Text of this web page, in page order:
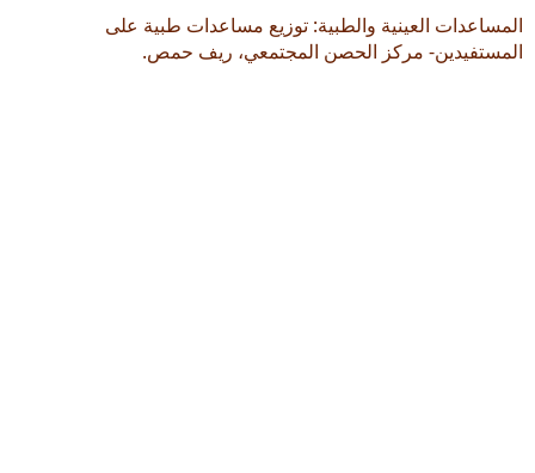
المساعدات العينية والطبية: توزيع مساعدات طبية على
المستفيدين- مركز الحصن المجتمعي، ريف حمص.